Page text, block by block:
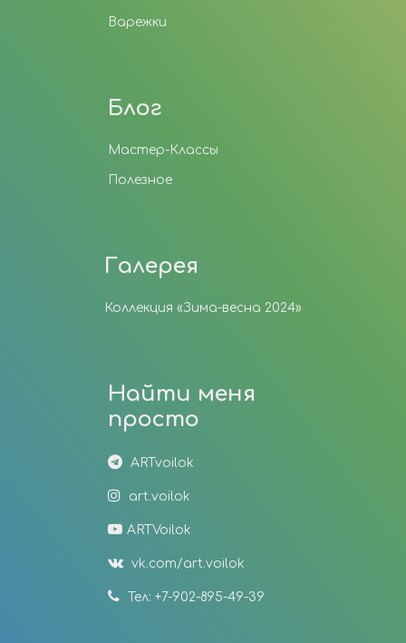
Варежки
Блог
Мастер-Классы
Полезное
Галерея
Коллекция «Зима-весна 2024»
Найти меня
просто
ARTvoilok
art.voilok
ARTVoilok
vk.com/art.voilok
Тел: +7-902-895-49-39